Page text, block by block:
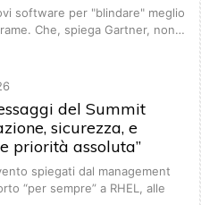
software per "blindare" meglio
Che, spiega Gartner, non…
del Summit
sicurezza, e
priorità assoluta”
spiegati dal management
“per sempre” a RHEL, alle